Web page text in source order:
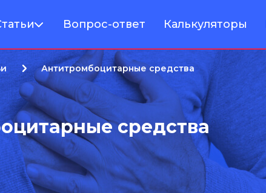
Вопрос-ответ Калькуляторы
Антитромбоцитарные средства
средства